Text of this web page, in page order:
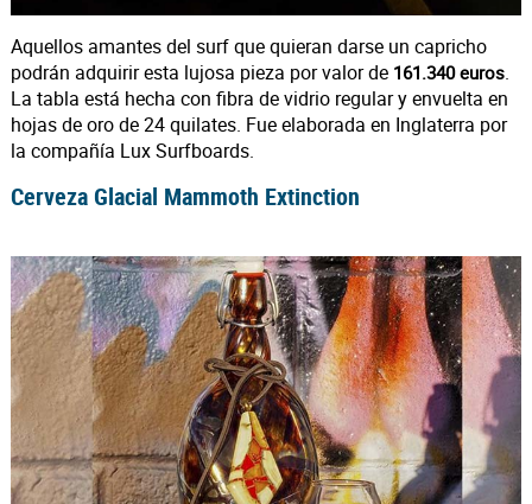
Aquellos amantes del surf que quieran darse un capricho
podrán adquirir esta lujosa pieza por valor de 161.340 euros.
La tabla está hecha con fibra de vidrio regular y envuelta en
hojas de oro de 24 quilates. Fue elaborada en Inglaterra por
la compañía Lux Surfboards.
Cerveza Glacial Mammoth Extinction